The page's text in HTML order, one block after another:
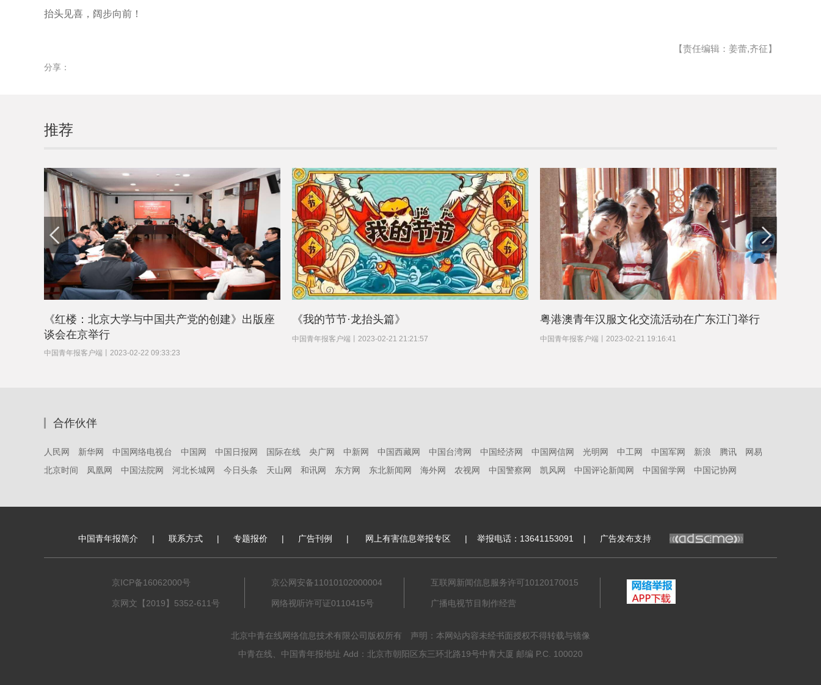
抬头见喜，阔步向前！
【责任编辑：姜蕾,齐征】
分享：
推荐
《红楼：北京大学与中国共产党的创建》出版座
谈会在京举行
中国青年报客户端 2023-02-22 09:33:23
《我的节节·龙抬头篇》
中国青年报客户端 2023-02-21 21:21:57
粤港澳青年汉服文化交流活动在广东江门举行
中国青年报客户端 2023-02-21 19:16:41
合作伙伴
人民网 新华网 中国网络电视台 中国网 中国日报网 国际在线 央广网 中新网 中国西藏网 中国台湾网 中国经济网 中国网信网 光明网 中工网 中国军网 新浪 腾讯
网易
北京时间
凤凰网 中国法院网 河北长城网 今日头条 天山网 和讯网 东方网 东北新闻网 海外网 农视网 中国警察网 凯风网 中国评论新闻网 中国留学网 中国记协网
中国青年报简介 | 联系方式 | 专题报价 | 广告刊例 | 网上有害信息举报专区 | 举报电话：13641153091 | 广告发布支持
京ICP备16062000号
京网文【2019】5352-611号
京公网安备11010102000004
网络视听许可证0110415号
互联网新闻信息服务许可10120170015
广播电视节目制作经营
北京中青在线网络信息技术有限公司版权所有 声明：本网站内容未经书面授权不得转载与镜像
中青在线、中国青年报地址 Add：北京市朝阳区东三环北路19号中青大厦 邮编 P.C. 100020